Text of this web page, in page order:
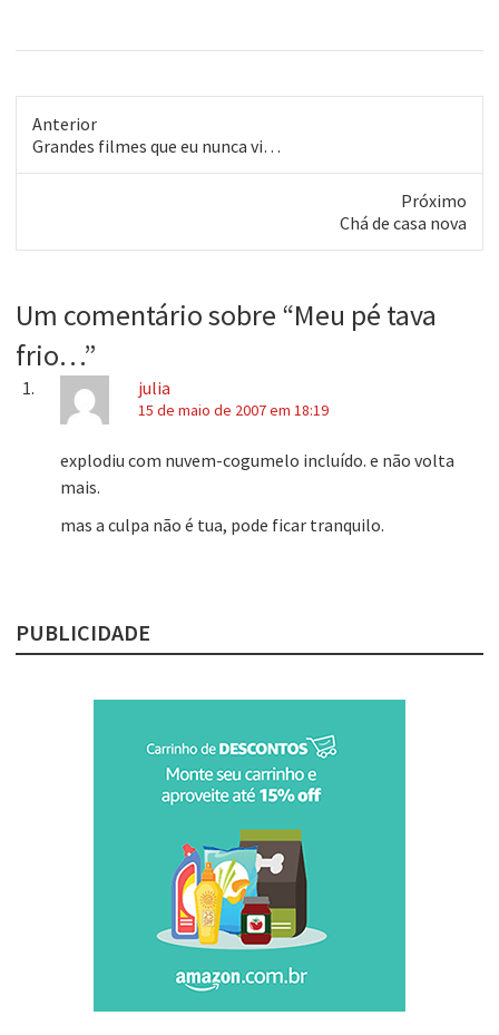
Anterior
Post
Grandes filmes que eu nunca vi…
Próximo
Chá de casa nova
Um comentário sobre “Meu pé tava
frio…”
julia
15 de maio de 2007 em 18:19
explodiu com nuvem-cogumelo incluído. e não volta
mais.
mas a culpa não é tua, pode ficar tranquilo.
PUBLICIDADE